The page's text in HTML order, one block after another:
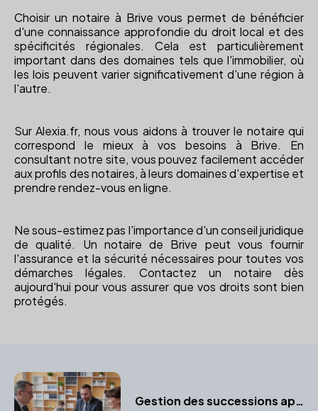
Choisir un notaire à Brive vous permet de bénéficier
d'une connaissance approfondie du droit local et des
spécificités régionales. Cela est particulièrement
important dans des domaines tels que l'immobilier, où
les lois peuvent varier significativement d'une région à
l'autre.
Sur Alexia.fr, nous vous aidons à trouver le notaire qui
correspond le mieux à vos besoins à Brive. En
consultant notre site, vous pouvez facilement accéder
aux profils des notaires, à leurs domaines d'expertise et
prendre rendez-vous en ligne.
Ne sous-estimez pas l'importance d'un conseil juridique
de qualité. Un notaire de Brive peut vous fournir
l'assurance et la sécurité nécessaires pour toutes vos
démarches légales. Contactez un notaire dès
aujourd'hui pour vous assurer que vos droits sont bien
protégés.
Gestion des successions après un mariage